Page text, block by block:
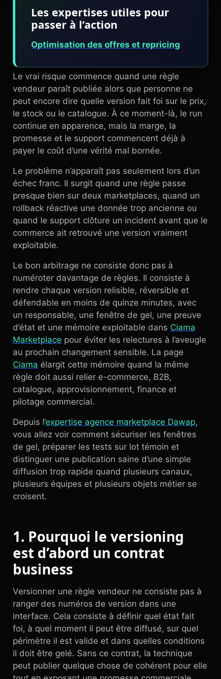
Les expertises utiles pour
passer à l’action
Optimisation des offres et repricing
Le vrai risque commence quand une règle
vendeur paraît publiée alors que personne ne
peut encore dire quelle version fait foi sur le prix,
le stock ou le catalogue. À ce moment-là, le run
continue en apparence, mais la marge, la
promesse et le support commencent déjà à
payer le coût d’une vérité mal bornée.
Le problème n’apparaît pas seulement lors d’un
échec franc. Il surgit quand une règle passe
presque bien sur deux marketplaces, quand un
rollback réactive une donnée trop ancienne ou
quand le support clôture un incident avant que le
commerce ait retrouvé une version vraiment
exploitable.
Le bon arbitrage ne consiste donc pas à
numéroter davantage de règles. Il consiste à
rendre chaque version relisible, réversible et
défendable en moins de quinze minutes, avec
un responsable, une fenêtre de gel, une preuve
d’état et une mémoire exploitable dans Ciama
Marketplace pour éviter les relectures à l’aveugle
au prochain changement sensible. La page
Ciama élargit cette mémoire quand la même
règle doit aussi relier e-commerce, B2B,
catalogue, approvisionnement, finance et
pilotage commercial.
Depuis l’expertise agence marketplace Dawap,
vous allez voir comment sécuriser les fenêtres
de gel, préparer les tests sur lot témoin et
distinguer une publication saine d’une simple
diffusion trop rapide quand plusieurs canaux,
plusieurs équipes et plusieurs objets métier se
croisent.
1. Pourquoi le versioning
est d’abord un contrat
business
Versionner une règle vendeur ne consiste pas à
ranger des numéros de version dans une
interface. Cela consiste à définir quel état fait
foi, à quel moment il peut être diffusé, sur quel
périmètre il est valide et dans quelles conditions
il doit être gelé. Sans ce contrat, la technique
peut publier quelque chose de cohérent pour elle